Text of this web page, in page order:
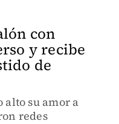
con
y recibe
de
alto su amor a
redes